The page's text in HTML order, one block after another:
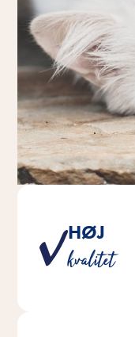
HØJ
kvalitet
Et produkt fra
kæledyr om at leve